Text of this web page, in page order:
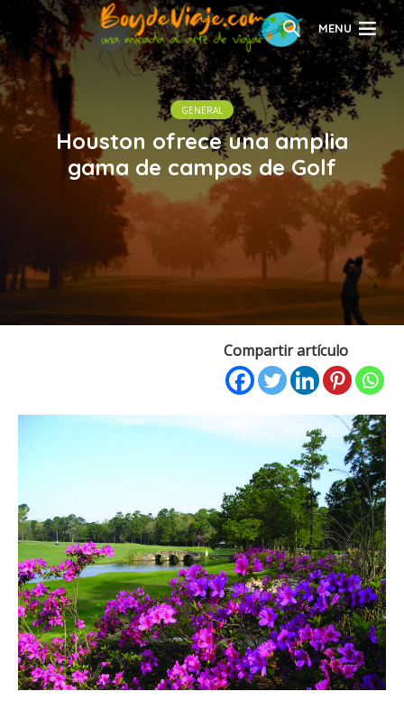
MENU
GENERAL
Houston ofrece una amplia
gama de campos de Golf
Compartir artículo